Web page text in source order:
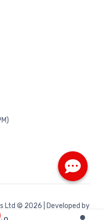
Ltd © 2026 | Developed by